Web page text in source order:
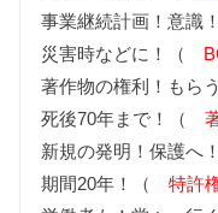
事業継続計画！意識！
災害時などに！（
著作物の権利！もら
死後70年まで！（
新規の発明！保護へ！
期間20年！（特許